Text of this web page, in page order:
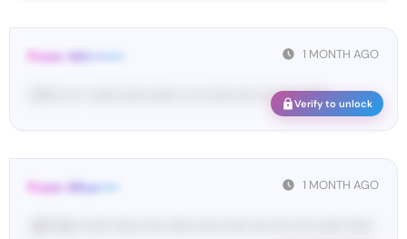
1 MONTH AGO
From: 142••••••••
<P•••• ••• • •••••• ••••• •••••• •• ••• ••••• •••• •••• •••• ••••••Verify to unlock
1 MONTH AGO
From: Wha•••••